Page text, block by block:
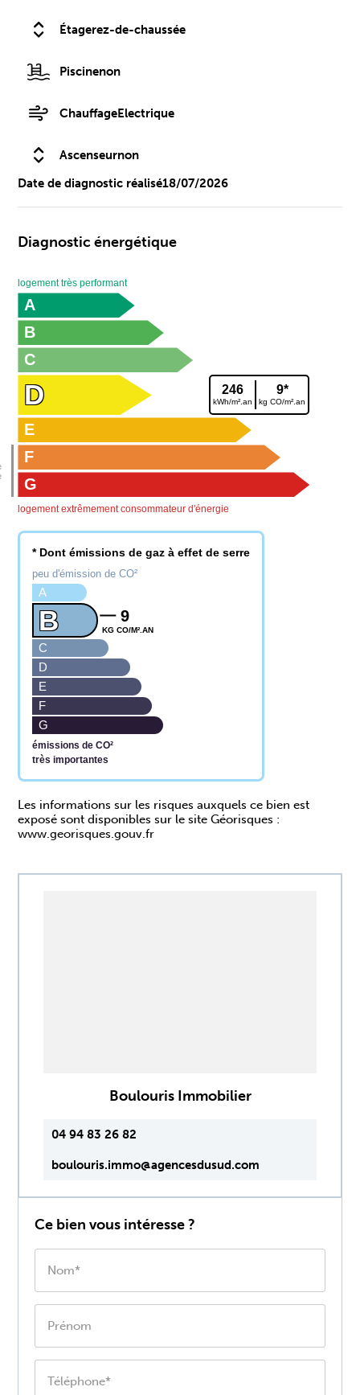
Étagerez-de-chaussée
Piscinenon
ChauffageElectrique
Ascenseurnon
Date de diagnostic réalisé18/07/2026
Diagnostic énergétique
logement très performant
A
B
C
246
kWh/m².an
9*
kg CO/m².an
D
E
F
G
logement extrêmement consommateur d'énergie
* Dont émissions de gaz à effet de serre
peu d'émission de CO²
A
9
KG CO/M².AN
B
C
D
E
F
G
émissions de CO²
très importantes
www.georisques.gouv.fr
Boulouris Immobilier
04 94 83 26 82
boulouris.immo@agencesdusud.com
Ce bien vous intéresse ?
Nom*
Prénom
Téléphone*